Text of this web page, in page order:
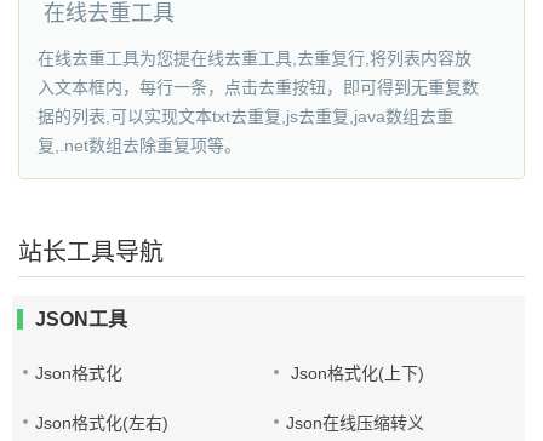
在线去重工具
在线去重工具为您提在线去重工具,去重复行,将列表内容放
入文本框内，每行一条，点击去重按钮，即可得到无重复数
据的列表,可以实现文本txt去重复,js去重复,java数组去重
复,.net数组去除重复项等。
站长工具导航
JSON工具
Json格式化 Json格式化(上下)
Json格式化(左右) Json在线压缩转义